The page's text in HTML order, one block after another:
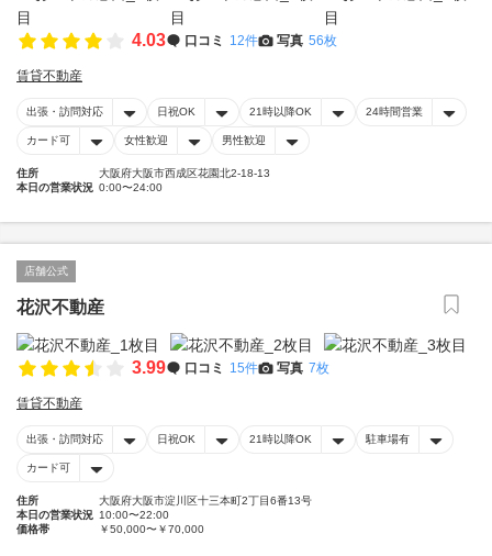
4.03 口コミ 12件 写真 56枚
賃貸不動産
出張・訪問対応 日祝OK 21時以降OK 24時間営業
カード可 女性歓迎 男性歓迎
住所
大阪府大阪市西成区花園北2-18-13
本日の営業状況 0:00〜24:00
店舗公式
花沢不動産
3.99 口コミ 15件 写真 7枚
賃貸不動産
出張・訪問対応 日祝OK 21時以降OK 駐車場有
カード可
住所
大阪府大阪市淀川区十三本町2丁目6番13号
本日の営業状況 10:00〜22:00
価格帯
￥50,000〜￥70,000